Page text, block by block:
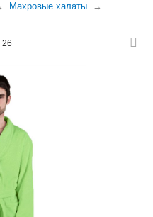
Махровые халаты
26